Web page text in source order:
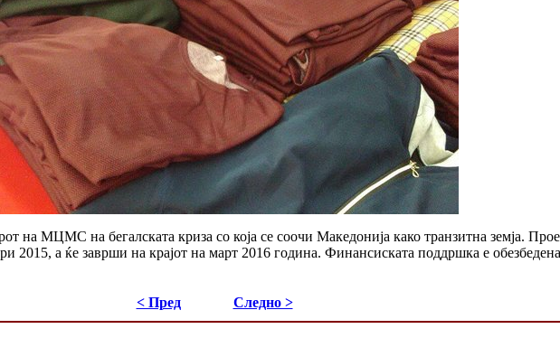
на МЦМС на бегалската криза со која се соочи Македонија како транзитна земја.
2015, а ќе заврши на крајот на март 2016 година. Финансиската поддршка е
< Пред Следно >